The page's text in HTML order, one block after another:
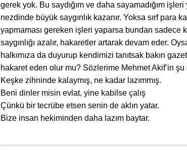
gerek yok. Bu saydığım ve daha sayamadığım
nezdinde büyük saygınlık kazanır. Yoksa sırf para
yapmaması gereken işleri yaparsa bundan sadece
saygınlığı azalır, hakaretler artarak devam eder.
halkımıza da duyurup kendimizi tanıtsak bakın
hakaret eden olur mu? Sözlerime Mehmet Akif’in
Keşke zihninde kalaymış, ne kadar lazımmış.
Beni dinler misin evlat, yine kabilse çalış
Çünkü bir tecrübe etsen senin de aklın yatar.
Bize insan hekiminden daha lazım baytar.